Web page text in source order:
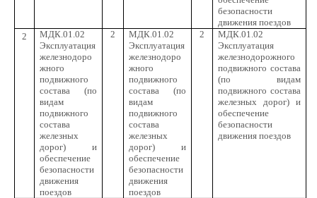
безопасности
движения поездов
2
МДК.01.02
Эксплуатация
железнодоро
жного
подвижного
состава (по
видам
подвижного
состава
железных
дорог) и
обеспечение
безопасности
движения
поездов
2
МДК.01.02
Эксплуатация
железнодоро
жного
подвижного
состава (по
видам
подвижного
состава
железных
дорог) и
обеспечение
безопасности
движения
поездов
2
МДК.01.02
Эксплуатация
железнодорожного
подвижного состава
(по видам
подвижного состава
железных дорог) и
обеспечение
безопасности
движения поездов